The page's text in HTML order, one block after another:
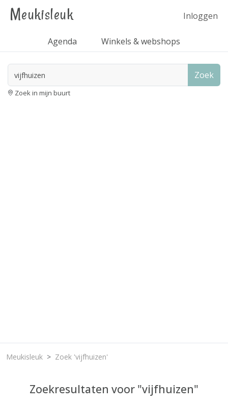
Meukisleuk Inloggen
Agenda Winkels & webshops
Zoek
Zoek in mijn buurt
Meukisleuk Zoek 'vijfhuizen'
Zoekresultaten voor "vijfhuizen"